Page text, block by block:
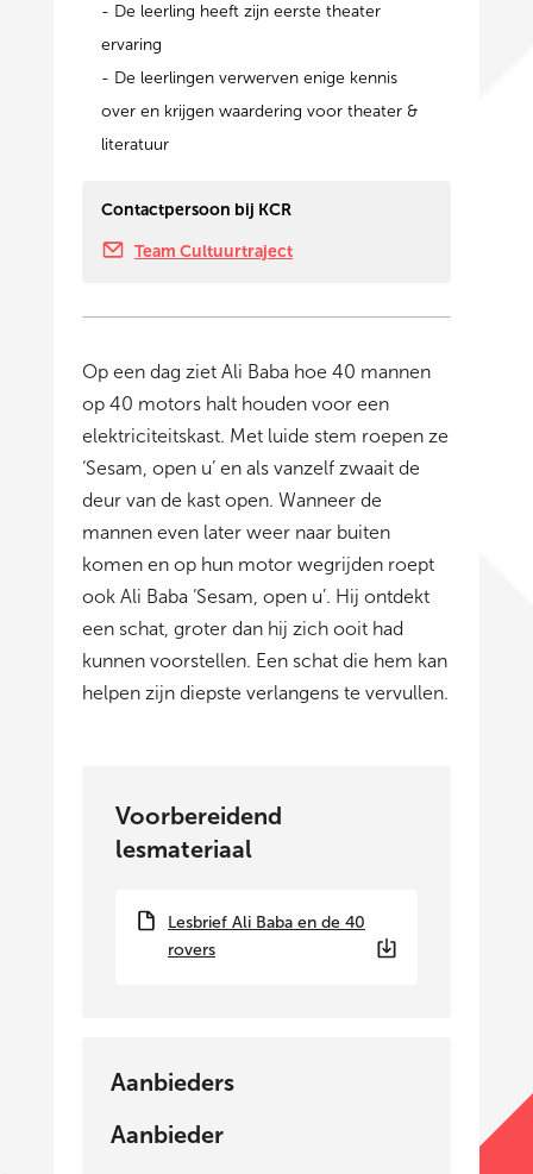
- De leerling heeft zijn eerste theater
ervaring
- De leerlingen verwerven enige kennis
over en krijgen waardering voor theater &
literatuur
Contactpersoon bij KCR
Team Cultuurtraject
Op een dag ziet Ali Baba hoe 40 mannen
op 40 motors halt houden voor een
elektriciteitskast. Met luide stem roepen ze
‘Sesam, open u’ en als vanzelf zwaait de
deur van de kast open. Wanneer de
mannen even later weer naar buiten
komen en op hun motor wegrijden roept
ook Ali Baba ‘Sesam, open u’. Hij ontdekt
een schat, groter dan hij zich ooit had
kunnen voorstellen. Een schat die hem kan
helpen zijn diepste verlangens te vervullen.
Voorbereidend
lesmateriaal
Lesbrief Ali Baba en de 40
rovers
Aanbieders
Aanbieder